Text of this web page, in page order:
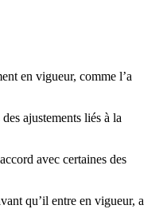
en vigueur, comme l’a
ajustements liés à la
avec certaines des
qu’il entre en vigueur, a